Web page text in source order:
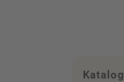
Katalog